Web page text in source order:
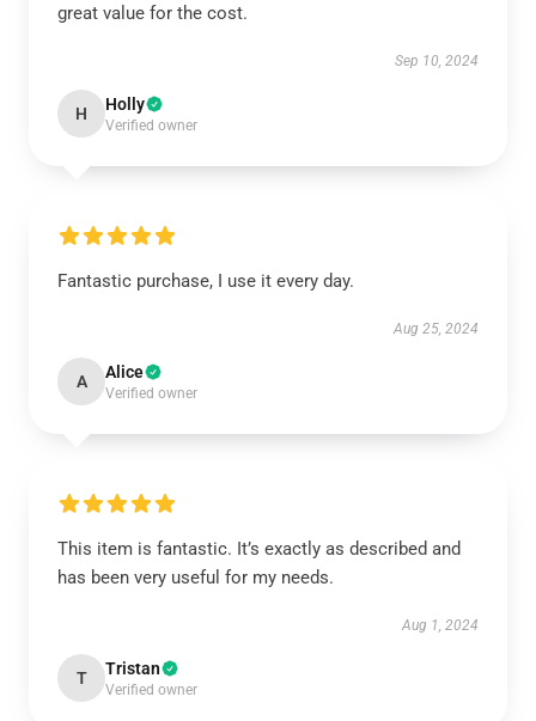
great value for the cost.
Sep 10, 2024
H Holly
Verified owner
Fantastic purchase, I use it every day.
Aug 25, 2024
A Alice
Verified owner
This item is fantastic. It’s exactly as described and
has been very useful for my needs.
Aug 1, 2024
T Tristan
Verified owner